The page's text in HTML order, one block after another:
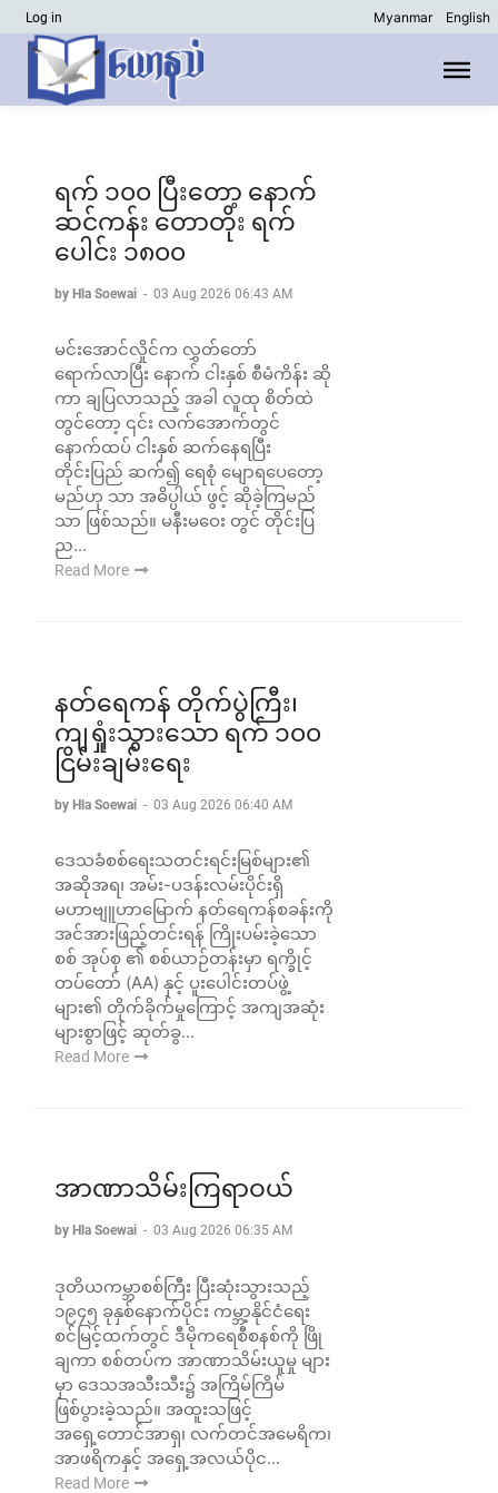
Log in Myanmar English
ရက် ၁၀၀ ပြီးတော့ နောက်
ဆင်ကန်း‌ တောတိုး ရက်
ပေါင်း ၁၈၀၀
by Hla Soewai - 03 Aug 2026 06:43 AM
မင်းအောင်လှိုင်က လွှတ်ဝောာ်
ရောက်လာပြီး နောက် ငါးနှစ် စီမံကိန်း ဆို
ကာ ချပြလာသည့် အခါ လူထု စိတ်ထဲ
တွင်တော့ ၎င်း လက်အောက်တွင်
နောက်ထပ် ငါးနှစ် ဆက်နေရပြီး
တိုင်းပြည် ဆက်၍ ရေစုံ မျောရပေတော့
မည်ဟု သာ အဓိပ္ပါယ် ဖွင့် ဆိုခဲ့ကြမည်
သာ ဖြစ်သည်။ မနီးမဝေး တွင် တိုင်းပြ
ည...
Read More
နတ်ရေကန် တိုက်ပွဲကြီး၊
ကျရှုံးသွားသော ရက် ၁၀၀
ငြိမ်းချမ်းရေး
by Hla Soewai - 03 Aug 2026 06:40 AM
ဒေသခံစစ်ရေးသတင်းရင်းမြစ်များ၏
အဆိုအရ၊ အမ်း-ပဒန်းလမ်းပိုင်းရှိ
မဟာဗျူဟာမြောက် နတ်ရေကန်စခန်းကို
အင်အားဖြည့်တင်းရန် ကြိုးပမ်းခဲ့သော
စစ် အုပ်စု ၏ စစ်ယာဉ်တန်းမှာ ရက္ခိုင့်
တပ်တော် (AA) နှင့် ပူးပေါင်းတပ်ဖွဲ့
များ၏ တိုက်ခိုက်မှုကြောင့် အကျအဆုံး
များစွာဖြင့် ဆုတ်ခွ...
Read More
အာဏာသိမ်းကြရာဝယ်
by Hla Soewai - 03 Aug 2026 06:35 AM
ဒုတိယကမ္ဘာစစ်ကြီး ပြီးဆုံးသွားသည့်
၁၉၄၅ ခုနှစ်နောက်ပိုင်း ကမ္ဘာ့နိုင်ငံရေး
စင်မြင့်ထက်တွင် ဒီမိုကရေစီစနစ်ကို ဖြို
ချကာ စစ်တပ်က အာဏာသိမ်းယူမှု များ
မှာ ဒေသအသီးသီး၌ အကြိမ်ကြိမ်
ဖြစ်ပွားခဲ့သည်။ အထူးသဖြင့်
အရှေ့တောင်အာရှ၊ လက်တင်အမေရိက၊
အာဖရိကနှင့် အရှေ့အလယ်ပိုင...
Read More